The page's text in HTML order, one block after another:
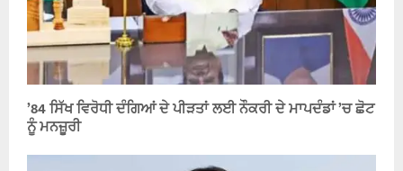
’84 ਸਿੱਖ ਵਿਰੋਧੀ ਦੰਗਿਆਂ ਦੇ ਪੀੜਤਾਂ ਲਈ ਨੌਕਰੀ ਦੇ ਮਾਪਦੰਡਾਂ ’ਚ ਛੋਟ
ਨੂੰ ਮਨਜ਼ੂਰੀ